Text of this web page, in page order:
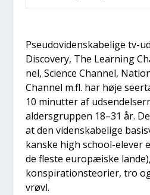
Pseu­d­ovi­den­ska­be­li­ge tv-
Discove­ry, The Lear­ning
nel, Sci­en­ce Chan­nel,
Chan­nel m.fl. har høje
10 minut­ter af
alders­grup­pen 18–31 år.
at den viden­ska­be­li­ge
kan­ske high school-ele­ver
de fle­ste euro­pæ­i­ske
kon­spira­tions­te­o­ri­er, tro
vrøvl.